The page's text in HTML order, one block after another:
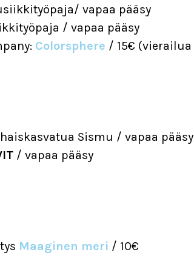
vapaa pääsy
/ vapaa pääsy
Colorsphere / 15€ (vierailua
Sismu / vapaa pääsy
/ vapaa pääsy
Maaginen meri / 10€